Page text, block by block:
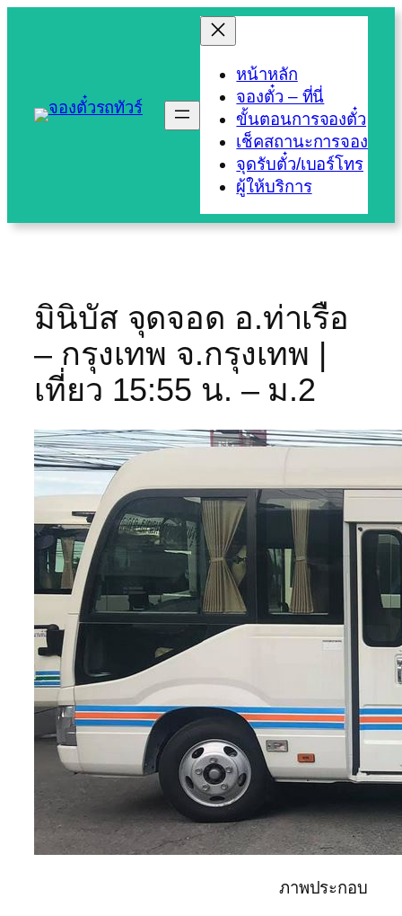
หน้าหลัก
จองตั๋ว – ที่นี่
ขั้นตอนการจองตั๋ว
เช็คสถานะการจอง
จุดรับตั๋ว/เบอร์โทร
ผู้ให้บริการ
มินิบัส จุดจอด อ.ท่าเรือ
– กรุงเทพ จ.กรุงเทพ |
เที่ยว 15:55 น. – ม.2
ภาพประกอบ